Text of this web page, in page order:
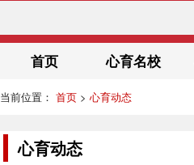
首页 心育名校
当前位置： 首页 > 心育动态
心育动态